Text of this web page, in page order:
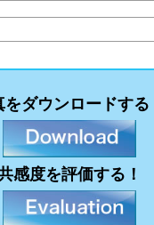
をダウンロードする
感度を評価する！